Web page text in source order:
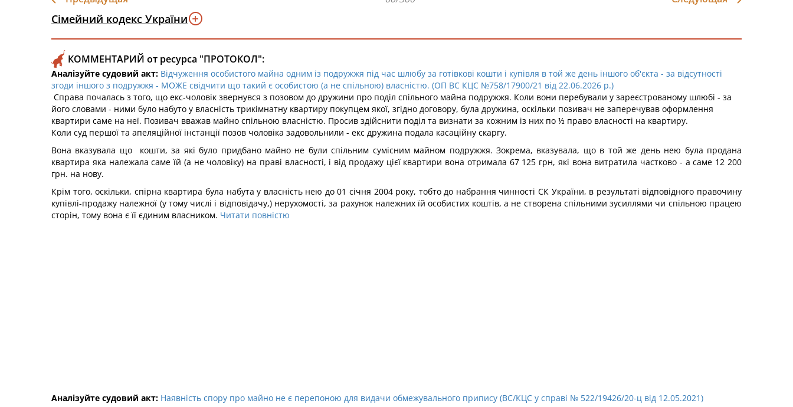
Сімейний кодекс України
КОММЕНТАРИЙ от ресурса "ПРОТОКОЛ":
Аналізуйте судовий акт: Відчуження особистого майна одним із подружжя під час шлюбу за готівкові кошти і купівля в той же день іншого об'єкта - за відсутності
згоди іншого з подружжя - МОЖЕ свідчити що такий є особистою (а не спільною) власністю. (ОП ВС КЦС №758/17900/21 від 22.06.2026 р.)
Справа почалась з того, що екс-чоловік звернувся з позовом до дружини про поділ спільного майна подружжя. Коли вони перебували у зареєстрованому шлюбі - за
його словами - ними було набуто у власність трикімнатну квартиру покупцем якої, згідно договору, була дружина, оскільки позивач не заперечував оформлення
квартири саме на неї. Позивач вважав майно спільною власністю. Просив здійснити поділ та визнати за кожним із них по ½ право власності на квартиру.
Коли суд першої та апеляційної інстанції позов чоловіка задовольнили - екс дружина подала касаційну скаргу.
Вона вказувала що кошти, за які було придбано майно не були спільним сумісним майном подружжя. Зокрема, вказувала, що в той же день нею була продана
квартира яка належала саме їй (а не чоловіку) на праві власності, і від продажу цієї квартири вона отримала 67 125 грн, які вона витратила частково - а саме 12 200
грн. на нову.
Крім того, оскільки, спірна квартира була набута у власність нею до 01 січня 2004 року, тобто до набрання чинності СК України, в результаті відповідного правочину
купівлі-продажу належної (у тому числі і відповідачу,) нерухомості, за рахунок належних їй особистих коштів, а не створена спільними зусиллями чи спільною працею
сторін, тому вона є її єдиним власником. Читати повністю
Аналізуйте судовий акт: Наявність спору про майно не є перепоною для видачи обмежувального припису (ВС/КЦС у справі № 522/19426/20-ц від 12.05.2021)